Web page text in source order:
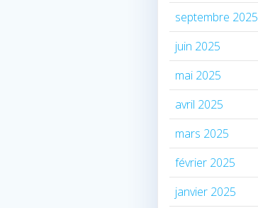
septembre 2025
juin 2025
mai 2025
avril 2025
mars 2025
février 2025
janvier 2025